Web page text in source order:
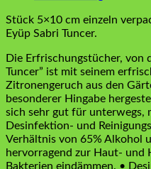
Stück 5×10 cm einzeln
Eyüp Sabri Tuncer.
Die Erfrischungstücher, von
Tuncer” ist mit seinem
Zitronengeruch aus den
besonderer Hingabe
sich sehr gut für unterwegs,
Desinfektion- und
Verhältnis von 65% Alkohol
hervorragend zur Haut- und
Bakterien eindämmen. •